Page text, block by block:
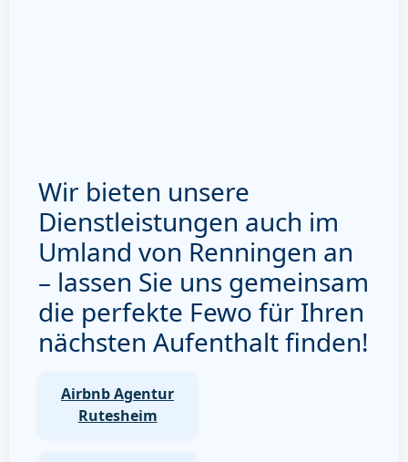
Wir bieten unsere
Dienstleistungen auch im
Umland von Renningen an
– lassen Sie uns gemeinsam
die perfekte Fewo für Ihren
nächsten Aufenthalt finden!
Airbnb Agentur
Rutesheim